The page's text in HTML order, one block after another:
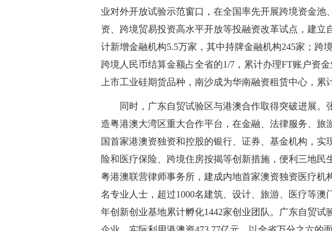
业对外开放试验示范窗口，在全国率先开展跨境资金池
资、跨境贸易投资高水平开放等投融资改革试点，建立
计新增金融机构5.5万家，其中持牌金融机构245家；跨
跨境人民币结算金额占全省的1/7，累计办理FT账户资
上市工业硅期货品种，南沙成为华南融资租赁中心，累
同时，广东自贸试验区与港澳合作取得突破进展
造粤港澳大湾区重大合作平台，在金融、法律服务、旅
国首家港澳资独资和控股的银行、证券、基金机构，
险和医疗保险、跨境住房按揭等创新措施，便利三地民
粤港澳联营律师事务所，建成内地首家澳资独资医疗机
名专业人士，超过1000名建筑、设计、旅游、医疗等
年创新创业基地累计孵化1442家创业团队。广东自贸试